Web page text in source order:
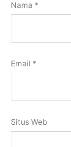
Nama *
Email *
Situs Web